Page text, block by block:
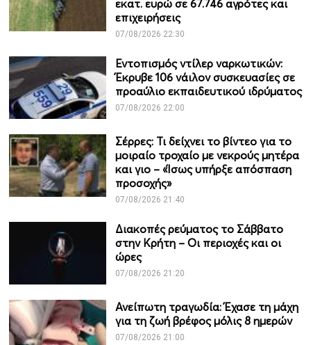
εκατ. ευρώ σε 67.746 αγρότες και
επιχειρήσεις
07/08/2026 22:30
Εντοπισμός ντίλερ ναρκωτικών:
Έκρυβε 106 νάιλον συσκευασίες σε
προαύλιο εκπαιδευτικού ιδρύματος
07/08/2026 22:00
Σέρρες: Τι δείχνει το βίντεο για το
μοιραίο τροχαίο με νεκρούς μητέρα
και γιο – «Ίσως υπήρξε απόσπαση
προσοχής»
07/08/2026 21:40
Διακοπές ρεύματος το Σάββατο
στην Κρήτη – Οι περιοχές και οι
ώρες
07/08/2026 21:20
Ανείπωτη τραγωδία: Έχασε τη μάχη
για τη ζωή βρέφος μόλις 8 ημερών
07/08/2026 21:00